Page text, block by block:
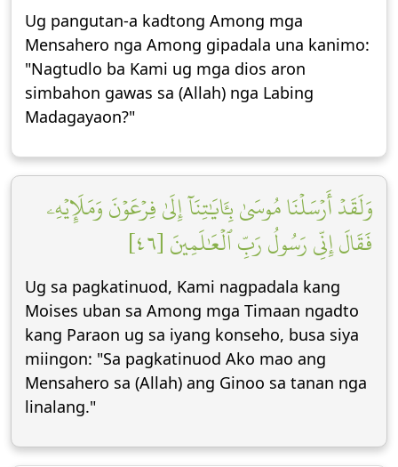
Ug pangutan-a kadtong Among mga
Mensahero nga Among gipadala una kanimo:
"Nagtudlo ba Kami ug mga dios aron
simbahon gawas sa (Allah) nga Labing
Madagayaon?"
وَلَقَدۡ أَرۡسَلۡنَا مُوسَىٰ بِـَٔايَٰتِنَآ إِلَىٰ فِرۡعَوۡنَ وَمَلَإِيْهِۦ
فَقَالَ إِنِّي رَسُولُ رَبِّ ٱلۡعَٰلَمِينَ [٤٦]
​​Ug sa pagkatinuod, Kami nagpadala kang
Moises uban sa Among mga Timaan ngadto
kang Paraon ug sa iyang konseho, busa siya
miingon: "Sa pagkatinuod Ako mao ang
Mensahero sa (Allah) ang Ginoo sa tanan nga
linalang."